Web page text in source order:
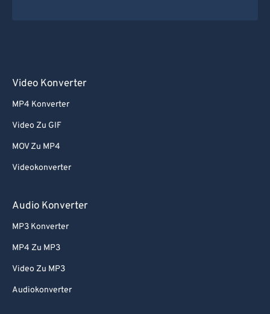
Video Konverter
MP4 Konverter
Video Zu GIF
MOV Zu MP4
Videokonverter
Audio Konverter
MP3 Konverter
MP4 Zu MP3
Video Zu MP3
Audiokonverter